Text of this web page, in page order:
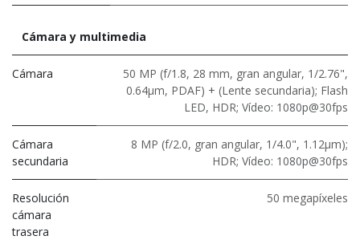
Cámara y multimedia
Cámara
50 MP (f/1.8, 28 mm, gran angular, 1/2.76",
0.64μm, PDAF) + (Lente secundaria); Flash
LED, HDR; Vídeo: 1080p@30fps
Cámara
secundaria
8 MP (f/2.0, gran angular, 1/4.0", 1.12μm);
HDR; Vídeo: 1080p@30fps
Resolución
cámara
trasera
50 megapíxeles